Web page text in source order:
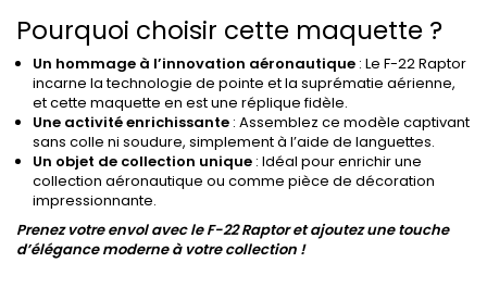
Pourquoi choisir cette maquette ?
Un hommage à l’innovation aéronautique : Le F-22 Raptor
incarne la technologie de pointe et la suprématie aérienne,
et cette maquette en est une réplique fidèle.
Une activité enrichissante : Assemblez ce modèle captivant
sans colle ni soudure, simplement à l’aide de languettes.
Un objet de collection unique : Idéal pour enrichir une
collection aéronautique ou comme pièce de décoration
impressionnante.
Prenez votre envol avec le F-22 Raptor et ajoutez une touche
d’élégance moderne à votre collection !